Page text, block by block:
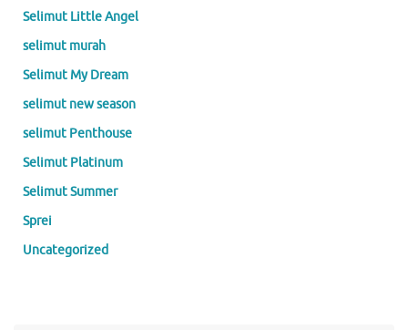
Selimut Little Angel
selimut murah
Selimut My Dream
selimut new season
selimut Penthouse
Selimut Platinum
Selimut Summer
Sprei
Uncategorized